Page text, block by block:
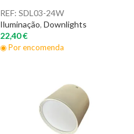
REF: SDL03-24W
Iluminação, Downlights
22,40€
◉ Por encomenda